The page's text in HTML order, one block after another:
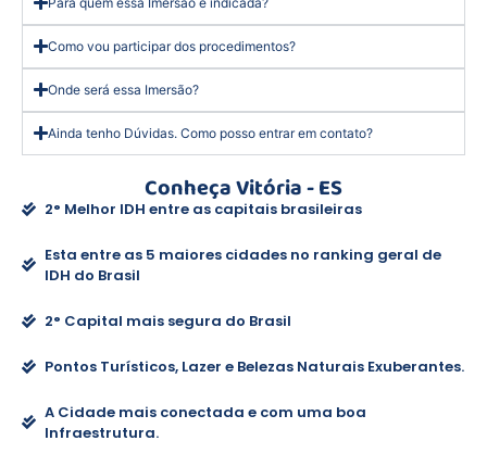
Como vou participar dos procedimentos?
Onde será essa Imersão?
Ainda tenho Dúvidas. Como posso entrar em contato?
Conheça Vitória - ES
2° Melhor IDH entre as capitais brasileiras
Esta entre as 5 maiores cidades no ranking geral de
IDH do Brasil
2° Capital mais segura do Brasil
Pontos Turísticos, Lazer e Belezas Naturais Exuberantes.
A Cidade mais conectada e com uma boa
Infraestrutura.